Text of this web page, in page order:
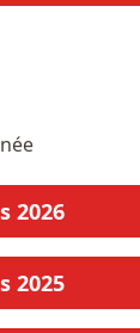
2026
2025